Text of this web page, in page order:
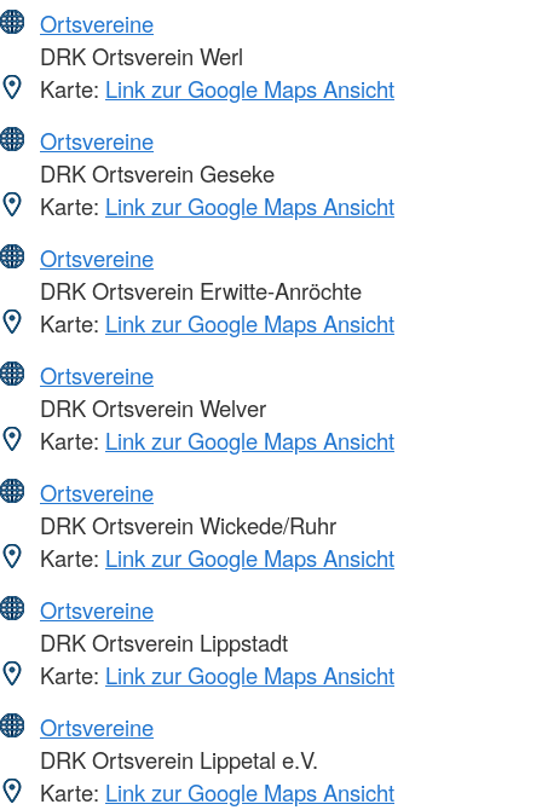
Ortsvereine
DRK Ortsverein Werl
Karte: Link zur Google Maps Ansicht
Ortsvereine
DRK Ortsverein Geseke
Karte: Link zur Google Maps Ansicht
Ortsvereine
DRK Ortsverein Erwitte-Anröchte
Karte: Link zur Google Maps Ansicht
Ortsvereine
DRK Ortsverein Welver
Karte: Link zur Google Maps Ansicht
Ortsvereine
DRK Ortsverein Wickede/Ruhr
Karte: Link zur Google Maps Ansicht
Ortsvereine
DRK Ortsverein Lippstadt
Karte: Link zur Google Maps Ansicht
Ortsvereine
DRK Ortsverein Lippetal e.V.
Karte: Link zur Google Maps Ansicht